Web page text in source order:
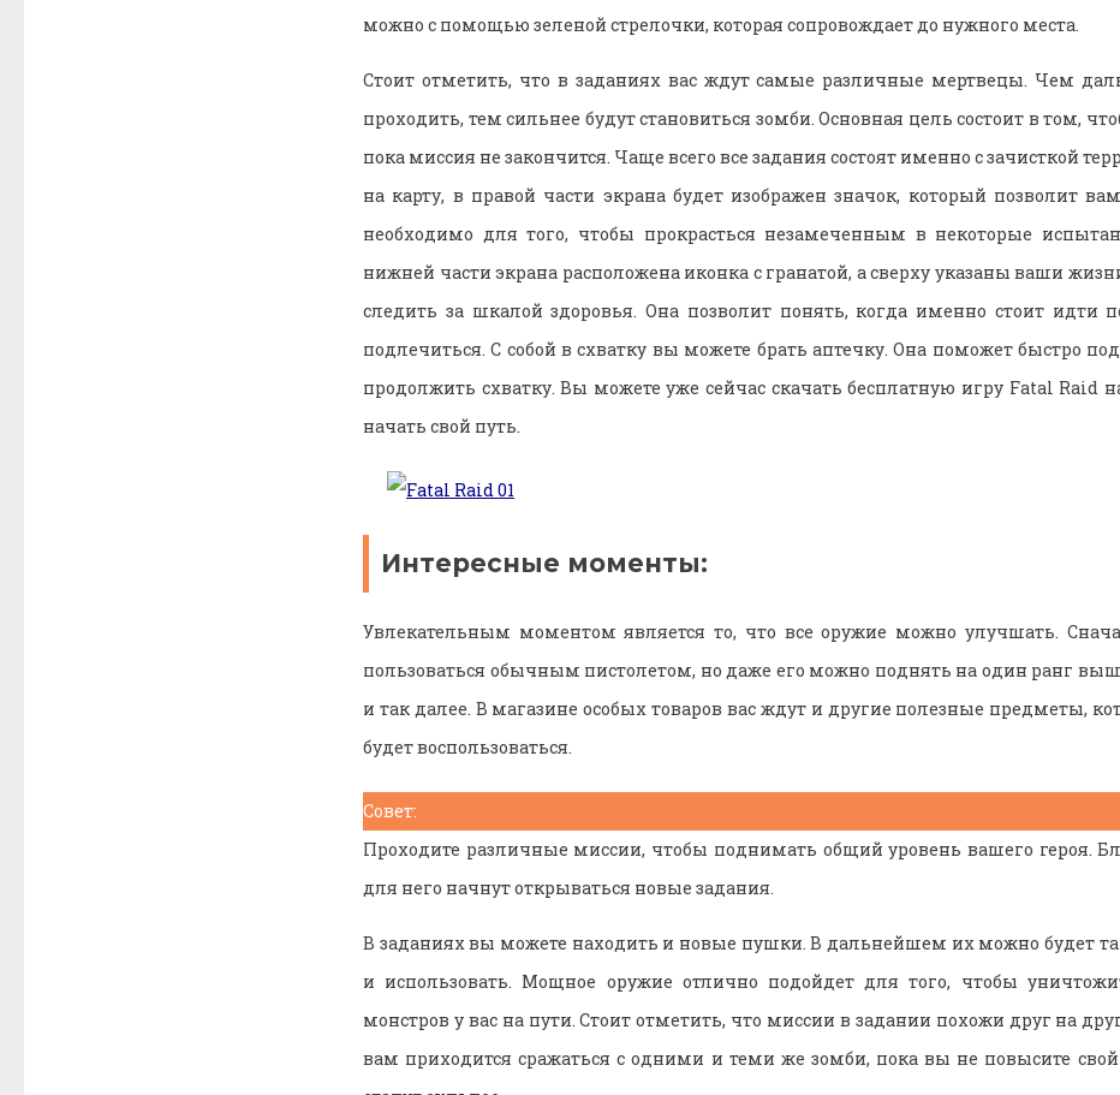
можно с помощью зеленой стрелочки, которая сопровождает до нужного места.
Стоит отметить, что в заданиях вас ждут самые различные мертвецы. Чем
проходить, тем сильнее будут становиться зомби. Основная цель состоит в том,
пока миссия не закончится. Чаще всего все задания состоят именно с зачисткой
на карту, в правой части экрана будет изображен значок, который позволит
необходимо для того, чтобы прокрасться незамеченным в некоторые
нижней части экрана расположена иконка с гранатой, а сверху указаны ваши
следить за шкалой здоровья. Она позволит понять, когда именно стоит идти
подлечиться. С собой в схватку вы можете брать аптечку. Она поможет быстро
продолжить схватку. Вы можете уже сейчас скачать бесплатную игру Fatal Raid
начать свой путь.
Интересные моменты:
Увлекательным моментом является то, что все оружие можно улучшать.
пользоваться обычным пистолетом, но даже его можно поднять на один ранг
и так далее. В магазине особых товаров вас ждут и другие полезные предметы,
будет воспользоваться.
Совет:
Проходите различные миссии, чтобы поднимать общий уровень вашего героя.
для него начнут открываться новые задания.
В заданиях вы можете находить и новые пушки. В дальнейшем их можно будет
и использовать. Мощное оружие отлично подойдет для того, чтобы
монстров у вас на пути. Стоит отметить, что миссии в задании похожи друг на
вам приходится сражаться с одними и теми же зомби, пока вы не повысите